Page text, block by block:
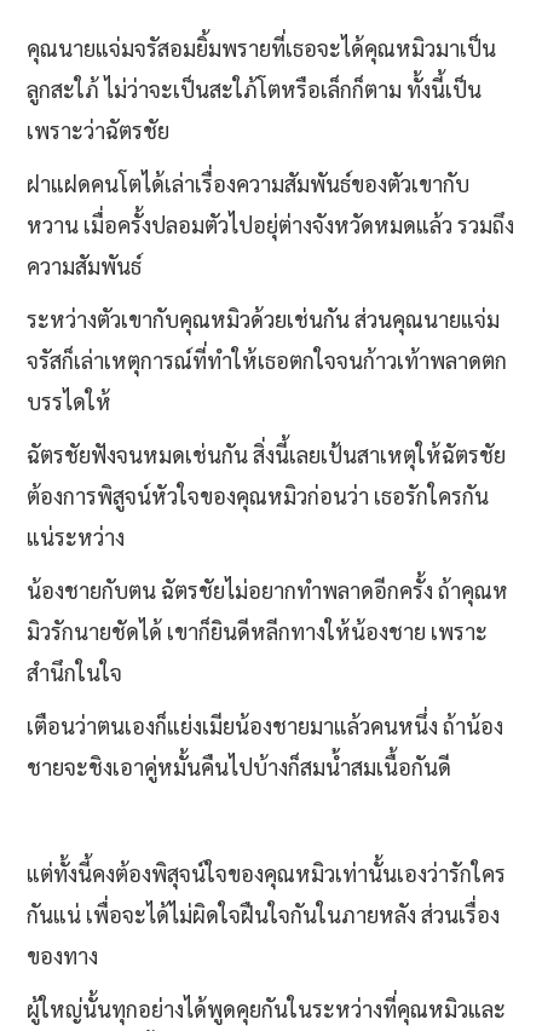
คุณนายแจ่มจรัสอมยิ้มพรายที่เธอจะได้คุณหมิวมาเป็น
ลูกสะใภ้ ไม่ว่าจะเป็นสะใภ้โตหรือเล็กก็ตาม ทั้งนี้เป็น
เพราะว่าฉัตรชัย
ฝาแฝดคนโตได้เล่าเรื่องความสัมพันธ์ของตัวเขากับ
หวาน เมื่อครั้งปลอมตัวไปอยุ่ต่างจังหวัดหมดแล้ว รวมถึง
ความสัมพันธ์
ระหว่างตัวเขากับคุณหมิวด้วยเช่นกัน ส่วนคุณนายแจ่ม
จรัสก็เล่าเหตุการณ์ที่ทำให้เธอตกใจจนก้าวเท้าพลาดตก
บรรไดให้
ฉัตรชัยฟังจนหมดเช่นกัน สิ่งนี้เลยเป้นสาเหตุให้ฉัตรชัย
ต้องการพิสูจน์หัวใจของคุณหมิวก่อนว่า เธอรักใครกัน
แน่ระหว่าง
น้องชายกับตน ฉัตรชัยไม่อยากทำพลาดอีกครั้ง ถ้าคุณห
มิวรักนายชัดได้ เขาก็ยินดีหลีกทางให้น้องชาย เพราะ
สำนึกในใจ
เตือนว่าตนเองก็แย่งเมียน้องชายมาแล้วคนหนึ่ง ถ้าน้อง
ชายจะชิงเอาคู่หมั้นคืนไปบ้างก็สมน้ำสมเนื้อกันดี
แต่ทั้งนี้คงต้องพิสุจน์ใจของคุณหมิวเท่านั้นเองว่ารักใคร
กันแน่ เพื่อจะได้ไม่ผิดใจฝืนใจกันในภายหลัง ส่วนเรื่อง
ของทาง
ผู้ใหญ่นั้นทุกอย่างได้พูดคุยกันในระหว่างที่คุณหมิวและ